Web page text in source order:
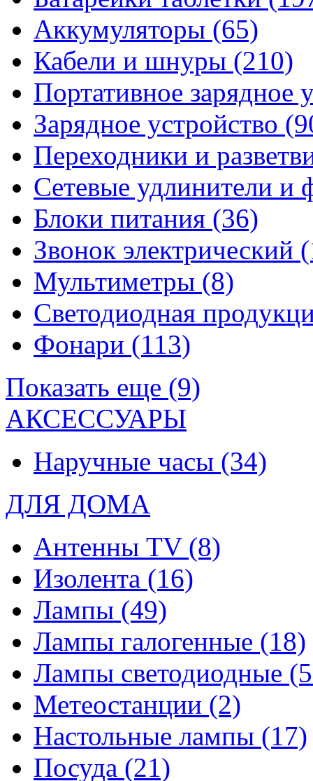
Аккумуляторы (65)
Кабели и шнуры (210)
Портативное зарядное
Зарядное устройство
Переходники и
Сетевые удлинители и
Блоки питания (36)
Звонок электрический
Мультиметры (8)
Светодиодная
Фонари (113)
Показать еще (9)
АКСЕССУАРЫ
Наручные часы (34)
ДЛЯ ДОМА
Антенны TV (8)
Изолента (16)
Лампы (49)
Лампы галогенные (18)
Лампы светодиодные
Метеостанции (2)
Настольные лампы (17)
Посуда (21)